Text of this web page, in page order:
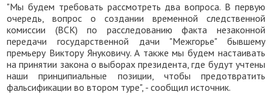
"Мы будем требовать рассмотреть два вопроса. В первую
очередь, вопрос о создании временной следственной
комиссии (ВСК) по расследованию факта незаконной
передачи государственной дачи "Межгорье" бывшему
премьеру Виктору Януковичу. А также мы будем настаивать
на принятии закона о выборах президента, где будут учтены
наши принципиальные позиции, чтобы предотвратить
фальсификации во втором туре", - сообщил источник.